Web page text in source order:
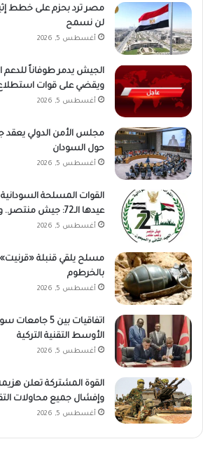
مصر ترد بحزم على خطط
لن نسمح
أغسطس 5, 2026
الجيش يدمر طوفاناً للدعم
ويقضي على قوات
أغسطس 5, 2026
مجلس الأمن الدولي
حول السودان
أغسطس 5, 2026
القوات المسلحة
عيدها الـ72: جيش منتصر.. وشعب مقتدر
أغسطس 5, 2026
مسلح يلقي قنبلة
بالخرطوم
أغسطس 5, 2026
اتفاقيات بين 5
الأوسط التقنية التركية
أغسطس 5, 2026
القوة المشتركة تعلن
وإفشال جميع محاولات
أغسطس 5, 2026